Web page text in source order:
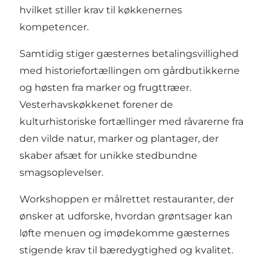
hvilket stiller krav til køkkenernes
kompetencer.
Samtidig stiger gæsternes betalingsvillighed
med historiefortællingen om gårdbutikkerne
og høsten fra marker og frugttræer.
Vesterhavskøkkenet forener de
kulturhistoriske fortællinger med råvarerne fra
den vilde natur, marker og plantager, der
skaber afsæt for unikke stedbundne
smagsoplevelser.
Workshoppen er målrettet restauranter, der
ønsker at udforske, hvordan grøntsager kan
løfte menuen og imødekomme gæsternes
stigende krav til bæredygtighed og kvalitet.